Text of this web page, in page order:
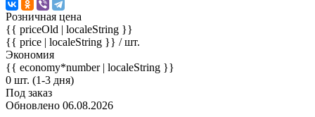
Розничная цена
{{ priceOld | localeString }}
{{ price | localeString }} / шт.
Экономия
{{ economy*number | localeString }}
0 шт. (1-3 дня)
Под заказ
Обновлено 06.08.2026